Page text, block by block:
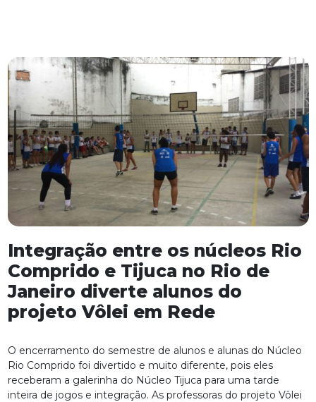
Integração entre os núcleos Rio
Comprido e Tijuca no Rio de
Janeiro diverte alunos do
projeto Vôlei em Rede
O encerramento do semestre de alunos e alunas do Núcleo
Rio Comprido foi divertido e muito diferente, pois eles
receberam a galerinha do Núcleo Tijuca para uma tarde
inteira de jogos e integração. As professoras do projeto Vôlei